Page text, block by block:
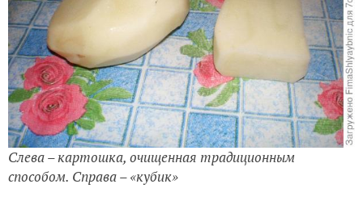
Слева – картошка, очищенная традиционным
способом. Справа – «кубик»